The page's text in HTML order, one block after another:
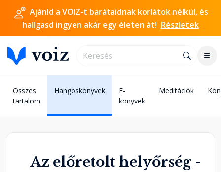
Ajánld a VOIZ-t barátaidnak korlátok nélkül, és
hallgasd ingyen akár egy életen át! Részletek
Összes
tartalom
Hangoskönyvek
E-
könyvek
Meditációk
Az előretolt helyőrség -